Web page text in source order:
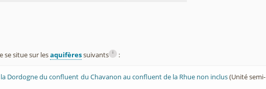
se situe sur lesaquifèressuivants i :
Dordogne du confluent du Chavanon au confluent de la Rhue non inclus(Unité semi-